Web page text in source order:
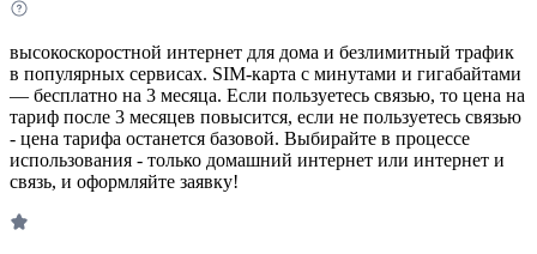
высокоскоростной интернет для дома и безлимитный трафик
в популярных сервисах. SIM-карта с минутами и гигабайтами
— бесплатно на 3 месяца. Если пользуетесь связью, то цена на
тариф после 3 месяцев повысится, если не пользуетесь связью
- цена тарифа останется базовой. Выбирайте в процессе
использования - только домашний интернет или интернет и
связь, и оформляйте заявку!